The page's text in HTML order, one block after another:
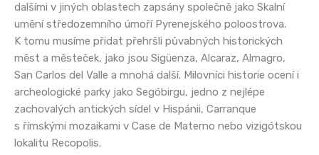
dalšími v jiných oblastech zapsány společně jako Skalní
umění středozemního úmoří Pyrenejského poloostrova.
K tomu musíme přidat přehršli půvabných historických
měst a městeček, jako jsou Sigüenza, Alcaraz, Almagro,
San Carlos del Valle a mnohá další. Milovníci historie ocení i
archeologické parky jako Segóbirgu, jedno z nejlépe
zachovalých antických sídel v Hispánii, Carranque
s římskými mozaikami v Case de Materno nebo vizigótskou
lokalitu Recopolis.